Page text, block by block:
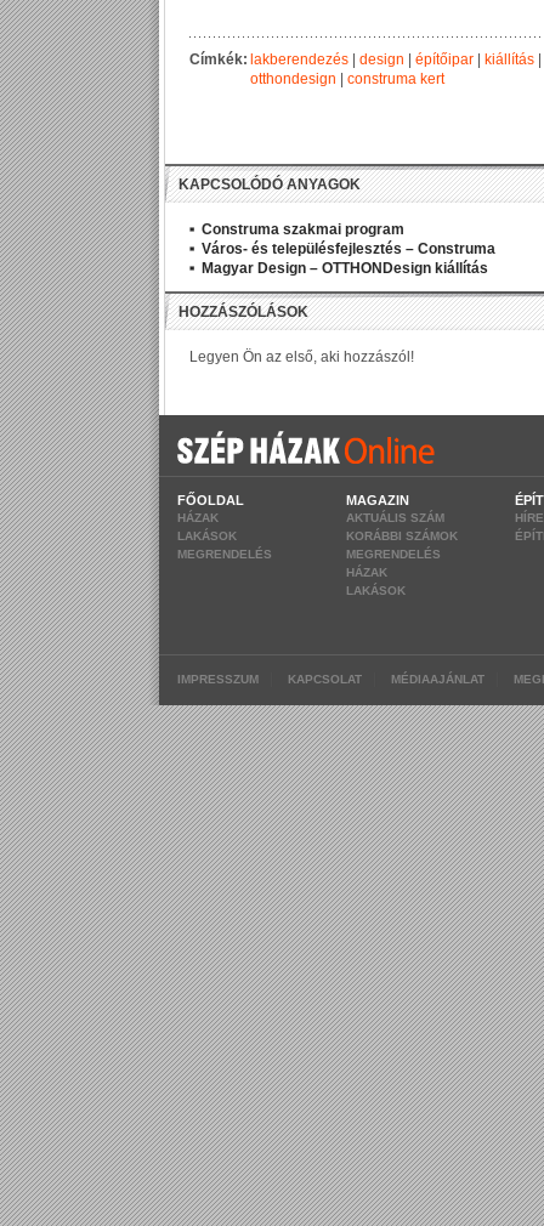
Címkék: lakberendezés design építőipar kiállítás
otthondesign
construma kert
KAPCSOLÓDÓ ANYAGOK
Construma szakmai program
Város- és településfejlesztés – Construma
Magyar Design – OTTHONDesign kiállítás
FŐOLDAL
HÁZAK
LAKÁSOK
MEGRENDELÉS
MAGAZIN
AKTUÁLIS SZÁM
KORÁBBI SZÁMOK
MEGRENDELÉS
HÁZAK
LAKÁSOK
IMPRESSZUM KAPCSOLAT MÉDIAAJÁNLAT